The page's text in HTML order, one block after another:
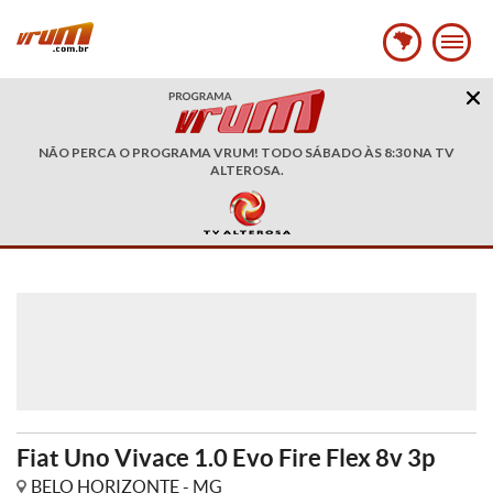
NÃO PERCA O PROGRAMA VRUM! TODO SÁBADO ÀS 8:30 NA TV
ALTEROSA.
Fiat Uno Vivace 1.0 Evo Fire Flex 8v 3p
BELO HORIZONTE - MG